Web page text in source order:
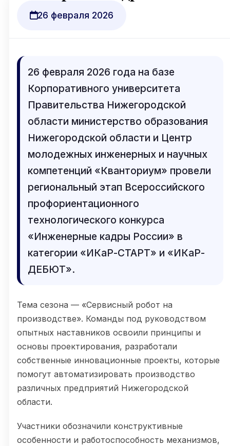
26 февраля 2026
26 февраля 2026 года на базе
Корпоративного университета
Правительства Нижегородской
области министерство образования
Нижегородской области и Центр
молодежных инженерных и научных
компетенций «Кванториум» провели
региональный этап Всероссийского
профориентационного
технологического конкурса
«Инженерные кадры России» в
категории «ИКаР-СТАРТ» и «ИКаР-
ДЕБЮТ».
Тема сезона — «Сервисный робот на
производстве». Команды под руководством
опытных наставников освоили принципы и
основы проектирования, разработали
собственные инновационные проекты, которые
помогут автоматизировать производство
различных предприятий Нижегородской
области.
Участники обозначили конструктивные
особенности и работоспособность механизмов,